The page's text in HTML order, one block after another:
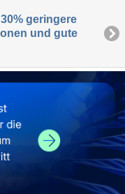
geringere
und gute